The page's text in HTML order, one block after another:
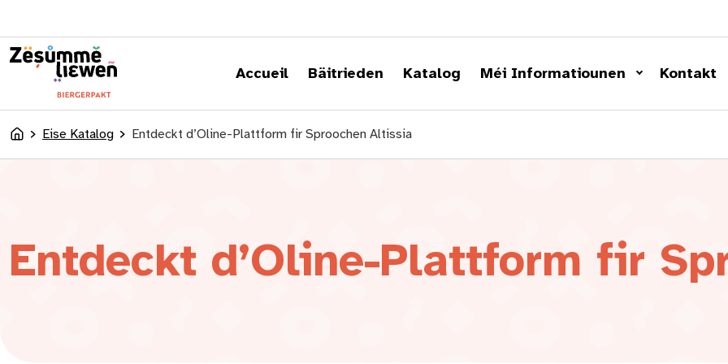
Accueil Bäitrieden Katalog Méi Informatiounen Kontakt
AccueilEise Katalog Entdeckt d’Oline-Plattform fir Sproochen Altissia
Entdeckt d’Oline-Plattform fir